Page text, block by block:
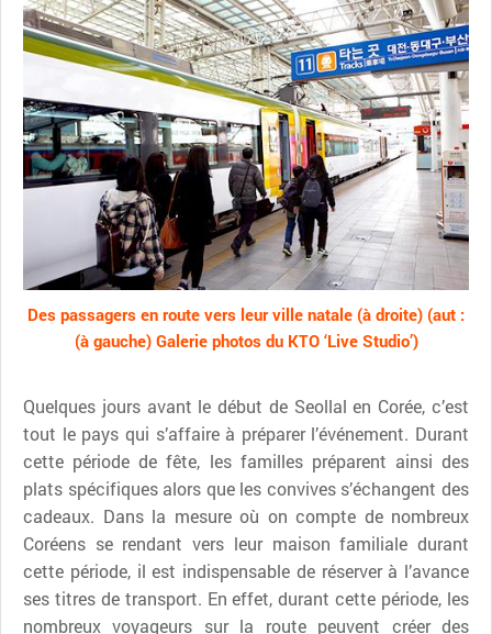
Des passagers en route vers leur ville natale (à droite) (aut :
(à gauche) Galerie photos du KTO ‘Live Studio’)
Quelques jours avant le début de Seollal en Corée, c’est
tout le pays qui s’affaire à préparer l’événement. Durant
cette période de fête, les familles préparent ainsi des
plats spécifiques alors que les convives s’échangent des
cadeaux. Dans la mesure où on compte de nombreux
Coréens se rendant vers leur maison familiale durant
cette période, il est indispensable de réserver à l’avance
ses titres de transport. En effet, durant cette période, les
nombreux voyageurs sur la route peuvent créer des